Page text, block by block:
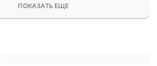
ПОКАЗАТЬ ЕЩЕ